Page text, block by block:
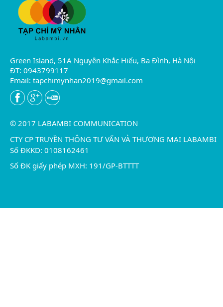
Green Island, 51A Nguyễn Khắc Hiếu, Ba Đình, Hà Nội
ĐT: 0943799117
Email: tapchimynhan2019@gmail.com
© 2017 LABAMBI COMMUNICATION
CTY CP TRUYỀN THÔNG TƯ VẤN VÀ THƯƠNG MẠI LABAMBI
Số ĐKKD: 0108162461
Số ĐK giấy phép MXH: 191/GP-BTTTT